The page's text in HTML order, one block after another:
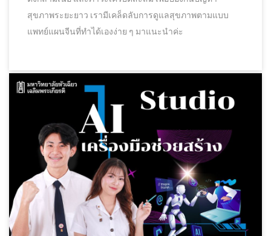
สุขภาพระยะยาว เรามีเคล็ดลับการดูแลสุขภาพตามแบบ
แพทย์แผนจีนที่ทำได้เองง่าย ๆ มาแนะนำค่ะ